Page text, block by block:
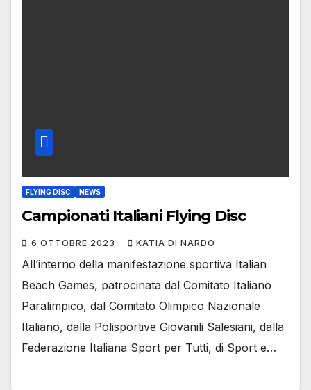
FLYING DISC NEWS
Campionati Italiani Flying Disc
6 OTTOBRE 2023 KATIA DI NARDO
All’interno della manifestazione sportiva Italian
Beach Games, patrocinata dal Comitato Italiano
Paralimpico, dal Comitato Olimpico Nazionale
Italiano, dalla Polisportive Giovanili Salesiani, dalla
Federazione Italiana Sport per Tutti, di Sport e…